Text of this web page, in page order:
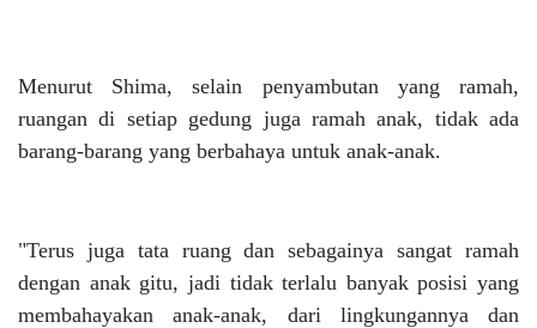
Menurut Shima, selain penyambutan yang ramah,
ruangan di setiap gedung juga ramah anak, tidak ada
barang-barang yang berbahaya untuk anak-anak.
"Terus juga tata ruang dan sebagainya sangat ramah
dengan anak gitu, jadi tidak terlalu banyak posisi yang
membahayakan anak-anak, dari lingkungannya dan